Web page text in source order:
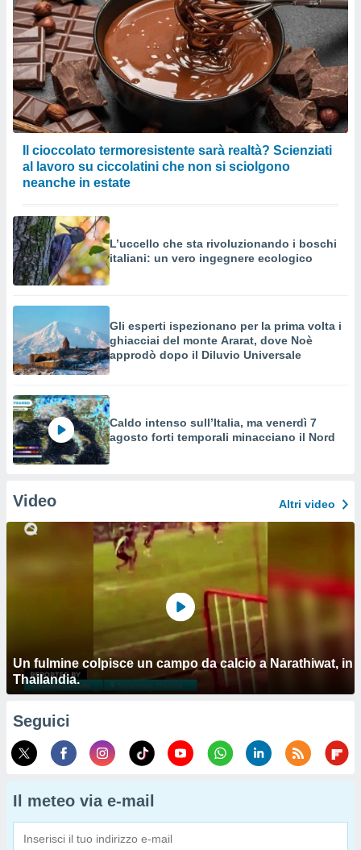
Il cioccolato termoresistente sarà realtà? Scienziati
al lavoro su ciccolatini che non si sciolgono
neanche in estate
L’uccello che sta rivoluzionando i boschi
italiani: un vero ingegnere ecologico
Gli esperti ispezionano per la prima volta i
ghiacciai del monte Ararat, dove Noè
approdò dopo il Diluvio Universale
Caldo intenso sull’Italia, ma venerdì 7
agosto forti temporali minacciano il Nord
Video Altri video
Un fulmine colpisce un campo da calcio a Narathiwat, in
Thailandia.
Seguici
Il meteo via e-mail